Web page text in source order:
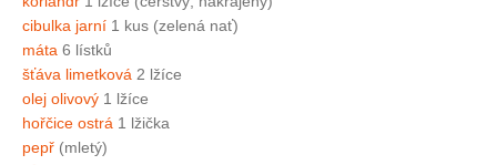
cibulka jarní 1 kus (zelená nať)
máta 6 lístků
šťáva limetková 2 lžíce
olej olivový 1 lžíce
hořčice ostrá 1 lžička
pepř (mletý)